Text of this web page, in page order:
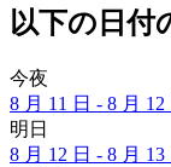
以下の日付
今夜
8 月 11 日 - 8 月 12
明日
8 月 12 日 - 8 月 13